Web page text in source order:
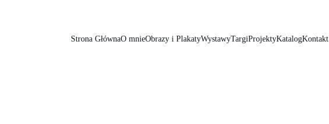
Strona GłównaO mnieObrazy i PlakatyWystawyTargiProjektyKatalogKontakt